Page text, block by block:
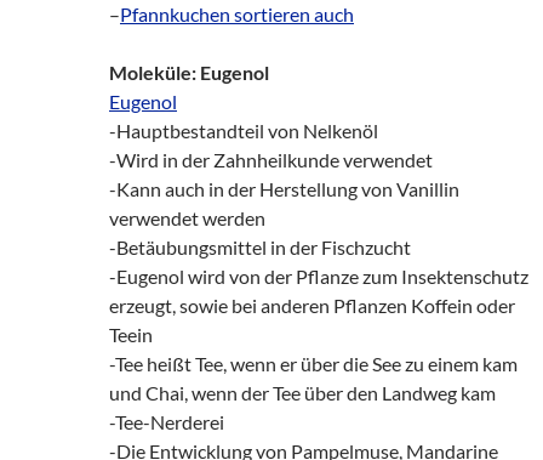
–Pfannkuchen sortieren auch
Moleküle: Eugenol
Eugenol
-Hauptbestandteil von Nelkenöl
-Wird in der Zahnheilkunde verwendet
-Kann auch in der Herstellung von Vanillin
verwendet werden
-Betäubungsmittel in der Fischzucht
-Eugenol wird von der Pflanze zum Insektenschutz
erzeugt, sowie bei anderen Pflanzen Koffein oder
Teein
-Tee heißt Tee, wenn er über die See zu einem kam
und Chai, wenn der Tee über den Landweg kam
-Tee-Nerderei
-Die Entwicklung von Pampelmuse, Mandarine